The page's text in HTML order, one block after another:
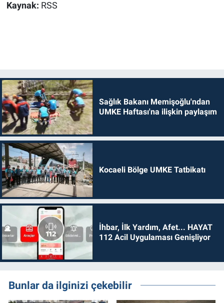
Kaynak: RSS
Sağlık Bakanı Memişoğlu'ndan
UMKE Haftası'na ilişkin paylaşım
Kocaeli Bölge UMKE Tatbikatı
İhbar, İlk Yardım, Afet... HAYAT
112 Acil Uygulaması Genişliyor
Bunlar da ilginizi çekebilir